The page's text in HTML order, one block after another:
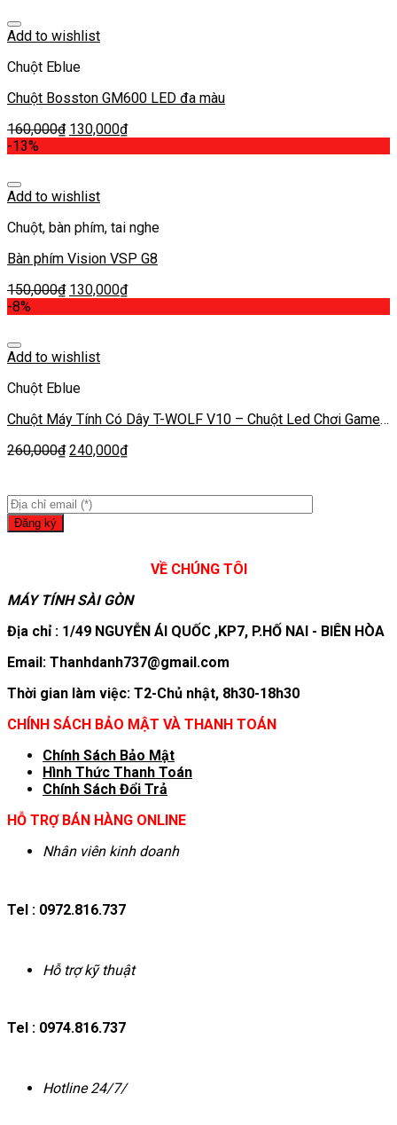
Add to wishlist
Chuột Eblue
Chuột Bosston GM600 LED đa màu
160,000₫ 130,000₫
-13%
Add to wishlist
Chuột, bàn phím, tai nghe
Bàn phím Vision VSP G8
150,000₫ 130,000₫
-8%
Add to wishlist
Chuột Eblue
Chuột Máy Tính Có Dây T-WOLF V10 – Chuột Led Chơi Game
260,000₫ 240,000₫
VỀ CHÚNG TÔI
MÁY TÍNH SÀI GÒN
Địa chỉ : 1/49 NGUYỄN ÁI QUỐC ,KP7, P.HỐ NAI - BIÊN HÒA
Email: Thanhdanh737@gmail.com
Thời gian làm việc: T2-Chủ nhật, 8h30-18h30
CHÍNH SÁCH BẢO MẬT VÀ THANH TOÁN
Chính Sách Bảo Mật
Hình T hức Thanh Toán
Chính Sách Đổi Trả
HỖ TRỢ BÁN HÀNG ONLINE
Nhân viên kinh doanh
Tel : 0972.816.737
Hỗ trợ kỹ thuật
Tel : 0974.816.737
Hotline 24/7/